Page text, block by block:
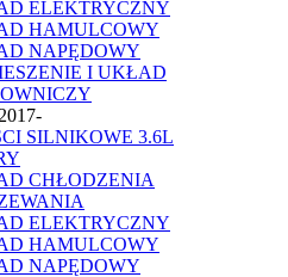
ELEKTRYCZNY
HAMULCOWY
NAPĘDOWY
I UKŁAD
SILNIKOWE 3.6L
CHŁODZENIA
ELEKTRYCZNY
HAMULCOWY
NAPĘDOWY